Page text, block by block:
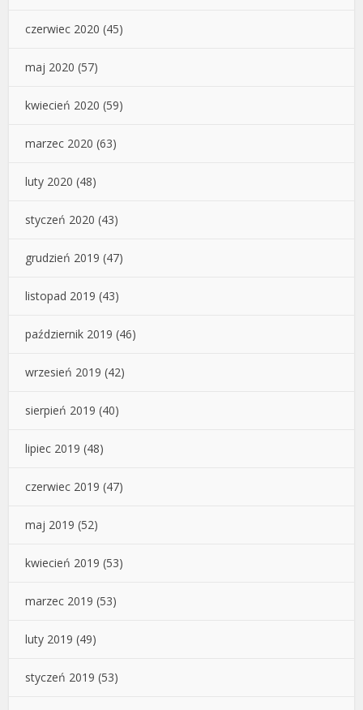
czerwiec 2020 (45)
maj 2020 (57)
kwiecień 2020 (59)
marzec 2020 (63)
luty 2020 (48)
styczeń 2020 (43)
grudzień 2019 (47)
listopad 2019 (43)
październik 2019 (46)
wrzesień 2019 (42)
sierpień 2019 (40)
lipiec 2019 (48)
czerwiec 2019 (47)
maj 2019 (52)
kwiecień 2019 (53)
marzec 2019 (53)
luty 2019 (49)
styczeń 2019 (53)